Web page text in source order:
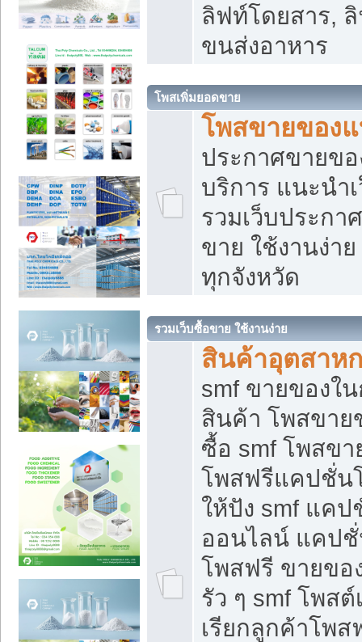
ลิฟท์โดยสาร,
ขนส่งอาหาร
โพสเพิ่มยอดขาย
โพสขายของ
ประกาศขายข
บริการ แนะนำ
รวมเว็บประกา
ขาย ใช้งานง่า
ทุกจังหวัด
รวมเว็บซื้อขาย ใช้งานง่าย
สินค้าอุตสาห
smf ขายของใ
สินค้า โพสขาย
ซื้อ smf โพสข
โพสฟรีแคปชั่น
ให้ปัง smf แค
ออนไลน์ แคป
โพสฟรี ขายขอ
รัว ๆ smf โพส
เรียกลูกค้าโพส